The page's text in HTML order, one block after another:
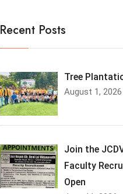
Recent Posts
Tree
August 1, 2026
Join the
Faculty
Open